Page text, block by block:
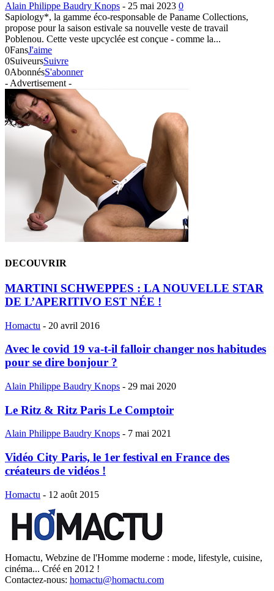
Alain Philippe Baudry Knops - 25 mai 2023 0
Sapiology*, la gamme éco-responsable de Paname Collections,
propose pour la saison estivale sa nouvelle veste de travail
Poblenou. Cette veste upcyclée est conçue - comme la...
0FansJ'aime
0SuiveursSuivre
0AbonnésS'abonner
- Advertisement -
DECOUVRIR
MARTINI SCHWEPPES : LA NOUVELLE STAR
DE L’APERITIVO EST NÉE !
Homactu - 20 avril 2016
Avec le covid 19 va-t-il falloir changer nos habitudes
pour se dire bonjour ?
Alain Philippe Baudry Knops - 29 mai 2020
Le Ritz & Ritz Paris Le Comptoir
Alain Philippe Baudry Knops - 7 mai 2021
Vidéo City Paris, le 1er festival en France des
créateurs de vidéos !
Homactu - 12 août 2015
Homactu, Webzine de l'Homme moderne : mode, lifestyle, cuisine,
cinéma... Créé en 2012 !
Contactez-nous: homactu@homactu.com